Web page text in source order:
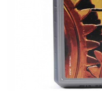
Intretinere vopsea
Dressing exterior
Intretinere moto
Recipiente si pulverizatoare
Genti si accesorii